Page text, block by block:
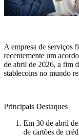
A empresa de serviços
recentemente um
de abril de 2026, a fim
stablecoins no mundo
Principais Destaques
Em 30 de abril
de cartões de